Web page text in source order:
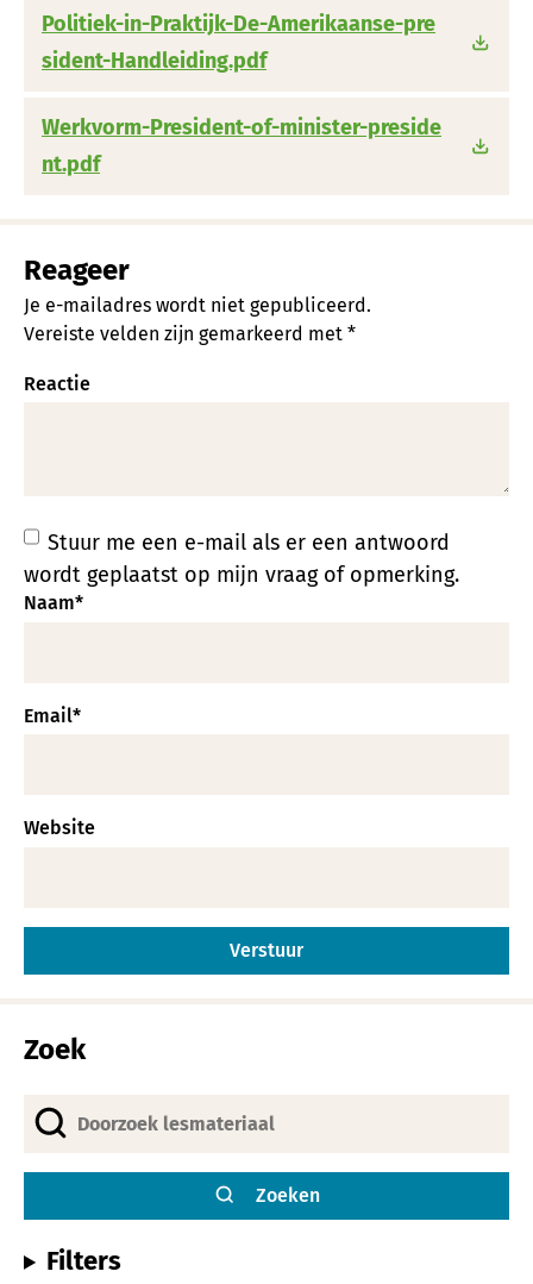
Politiek-in-Praktijk-De-Amerikaanse-pre
sident-Handleiding.pdf
Werkvorm-President-of-minister-preside
nt.pdf
Reageer
Je e-mailadres wordt niet gepubliceerd.
Vereiste velden zijn gemarkeerd met *
Reactie
Stuur me een e-mail als er een antwoord
wordt geplaatst op mijn vraag of opmerking.
Naam*
Email*
Website
Zoek
Zoeken
Filters